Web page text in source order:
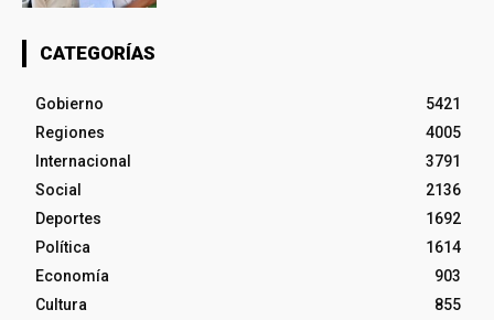
CATEGORÍAS
Gobierno
5421
Regiones
4005
Internacional
3791
Social
2136
Deportes
1692
Política
1614
Economía
903
Cultura
855